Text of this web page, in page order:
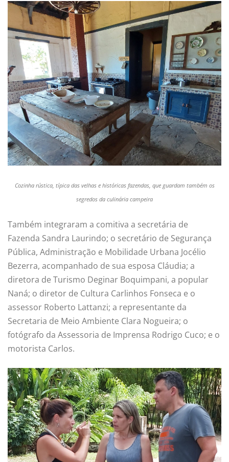
Cozinha rústica, típica das velhas e históricas fazendas, que guardam também os
segredos da culinária campeira
Também integraram a comitiva a secretária de
Fazenda Sandra Laurindo; o secretário de Segurança
Pública, Administração e Mobilidade Urbana Jocélio
Bezerra, acompanhado de sua esposa Cláudia; a
diretora de Turismo Deginar Boquimpani, a popular
Naná; o diretor de Cultura Carlinhos Fonseca e o
assessor Roberto Lattanzi; a representante da
Secretaria de Meio Ambiente Clara Nogueira; o
fotógrafo da Assessoria de Imprensa Rodrigo Cuco; e o
motorista Carlos.